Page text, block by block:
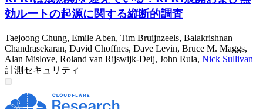
効ルートの起源に関する縦断的調査
Taejoong Chung, Emile Aben, Tim Bruijnzeels, Balakrishnan
Chandrasekaran, David Choffnes, Dave Levin, Bruce M. Maggs,
Alan Mislove, Roland van Rijswijk-Deij, John Rula, Nick Sullivan
計測 セキュリティ